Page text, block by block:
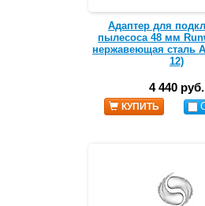
Адаптер для
пылесоса 48 мм
нержавеющая сталь
12)
4 440 руб.
КУПИТЬ